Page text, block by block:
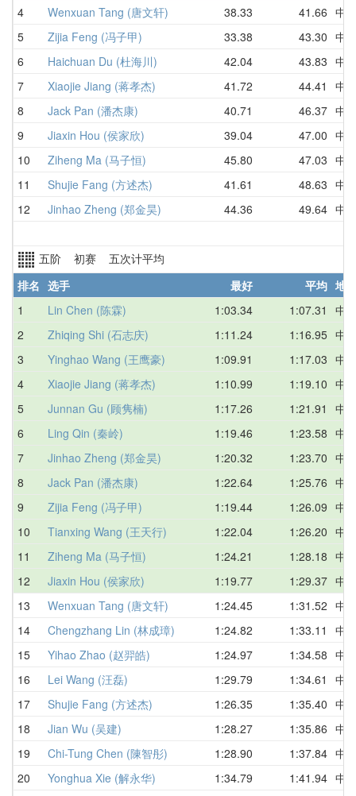
4
Wenxuan Tang (唐文轩) 38.33 41.66 中
5
Zijia Feng (冯子甲) 33.38 43.30 中
6
Haichuan Du (杜海川) 42.04 43.83 中
7
Xiaojie Jiang (蒋孝杰) 41.72 44.41
中
8
Jack Pan (潘杰康) 40.71 46.37 中
9
Jiaxin Hou (侯家欣) 39.04 47.00 中
10
Ziheng Ma (马子恒) 45.80 47.03 中
11
Shujie Fang (方述杰) 41.61 48.63 中
12
Jinhao Zheng (郑金昊) 44.36 49.64 中
五阶 初赛 五次计平均
排名 选手 最好 平均 地
1
Lin Chen (陈霖) 1:03.34 1:07.31
中
2
Zhiqing Shi (石志庆) 1:11.24 1:16.95 中
3
Yinghao Wang (王鹰豪) 1:09.91 1:17.03 中
4
Xiaojie Jiang (蒋孝杰) 1:10.99 1:19.10 中
5
Junnan Gu (顾隽楠) 1:17.26 1:21.91
中
6
Ling Qin (秦岭) 1:19.46 1:23.58 中
7
Jinhao Zheng (郑金昊) 1:20.32 1:23.70 中
8
Jack Pan (潘杰康) 1:22.64 1:25.76 中
9
Zijia Feng (冯子甲) 1:19.44 1:26.09 中
10
Tianxing Wang (王天行) 1:22.04 1:26.20 中
11
Ziheng Ma (马子恒) 1:24.21 1:28.18 中
12
Jiaxin Hou (侯家欣) 1:19.77 1:29.37 中
13
Wenxuan Tang (唐文轩) 1:24.45 1:31.52 中
14
Chengzhang Lin (林成璋) 1:24.82 1:33.11
中
15
Yihao Zhao (赵羿皓) 1:24.97 1:34.58 中
16
Lei Wang (汪磊) 1:29.79 1:34.61
中
17
Shujie Fang (方述杰) 1:26.35 1:35.40 中
18
Jian Wu (吴建) 1:28.27 1:35.86 中
19
Chi-Tung Chen (陳智彤) 1:28.90 1:37.84 中
20
Yonghua Xie (解永华) 1:34.79 1:41.94 中